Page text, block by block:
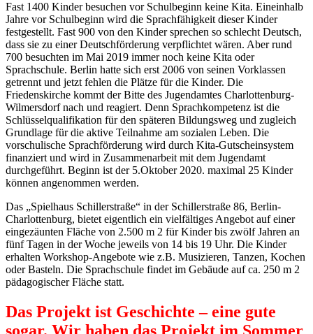
Fast 1400 Kinder besuchen vor Schulbeginn keine Kita. Eineinhalb
Jahre vor Schulbeginn wird die Sprachfähigkeit dieser Kinder
festgestellt. Fast 900 von den Kinder sprechen so schlecht Deutsch,
dass sie zu einer Deutschförderung verpflichtet wären. Aber rund
700 besuchten im Mai 2019 immer noch keine Kita oder
Sprachschule. Berlin hatte sich erst 2006 von seinen Vorklassen
getrennt und jetzt fehlen die Plätze für die Kinder. Die
Friedenskirche kommt der Bitte des Jugendamtes Charlottenburg-
Wilmersdorf nach und reagiert. Denn Sprachkompetenz ist die
Schlüsselqualifikation für den späteren Bildungsweg und zugleich
Grundlage für die aktive Teilnahme am sozialen Leben. Die
vorschulische Sprachförderung wird durch Kita-Gutscheinsystem
finanziert und wird in Zusammenarbeit mit dem Jugendamt
durchgeführt. Beginn ist der 5.Oktober 2020. maximal 25 Kinder
können angenommen werden.
Das „Spielhaus Schillerstraße“ in der Schillerstraße 86, Berlin-
Charlottenburg, bietet eigentlich ein vielfältiges Angebot auf einer
eingezäunten Fläche von 2.500 m 2 für Kinder bis zwölf Jahren an
fünf Tagen in der Woche jeweils von 14 bis 19 Uhr. Die Kinder
erhalten Workshop-Angebote wie z.B. Musizieren, Tanzen, Kochen
oder Basteln. Die Sprachschule findet im Gebäude auf ca. 250 m 2
pädagogischer Fläche statt.
Das Projekt ist Geschichte – eine gute